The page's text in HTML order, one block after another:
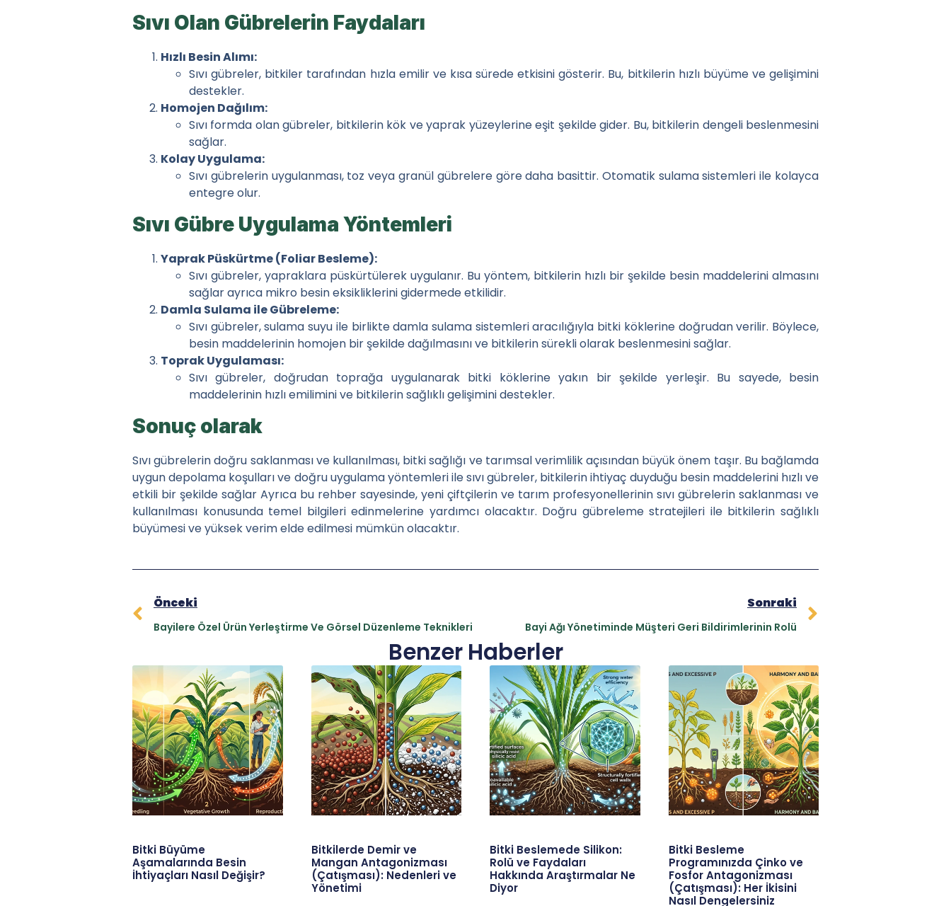
Sıvı Olan Gübrelerin Faydaları
Hızlı Besin Alımı:
Sıvı gübreler, bitkiler tarafından hızla emilir ve kısa sürede etkisini gösterir. Bu, bitkilerin hızlı büyüme ve gelişimini
destekler.
Homojen Dağılım:
Sıvı formda olan gübreler, bitkilerin kök ve yaprak yüzeylerine eşit şekilde gider. Bu, bitkilerin dengeli beslenmesini
sağlar.
Kolay Uygulama:
Sıvı gübrelerin uygulanması, toz veya granül gübrelere göre daha basittir. Otomatik sulama sistemleri ile kolayca
entegre olur.
Sıvı Gübre Uygulama Yöntemleri
Yaprak Püskürtme (Foliar Besleme):
Sıvı gübreler, yapraklara püskürtülerek uygulanır. Bu yöntem, bitkilerin hızlı bir şekilde besin maddelerini almasını
sağlar ayrıca mikro besin eksikliklerini gidermede etkilidir.
Damla Sulama ile Gübreleme:
Sıvı gübreler, sulama suyu ile birlikte damla sulama sistemleri aracılığıyla bitki köklerine doğrudan verilir. Böylece,
besin maddelerinin homojen bir şekilde dağılmasını ve bitkilerin sürekli olarak beslenmesini sağlar.
Toprak Uygulaması:
Sıvı gübreler, doğrudan toprağa uygulanarak bitki köklerine yakın bir şekilde yerleşir. Bu sayede, besin
maddelerinin hızlı emilimini ve bitkilerin sağlıklı gelişimini destekler.
Sonuç olarak
Sıvı gübrelerin doğru saklanması ve kullanılması, bitki sağlığı ve tarımsal verimlilik açısından büyük önem taşır. Bu bağlamda
uygun depolama koşulları ve doğru uygulama yöntemleri ile sıvı gübreler, bitkilerin ihtiyaç duyduğu besin maddelerini hızlı ve
etkili bir şekilde sağlar Ayrıca bu rehber sayesinde, yeni çiftçilerin ve tarım profesyonellerinin sıvı gübrelerin saklanması ve
kullanılması konusunda temel bilgileri edinmelerine yardımcı olacaktır. Doğru gübreleme stratejileri ile bitkilerin sağlıklı
büyümesi ve yüksek verim elde edilmesi mümkün olacaktır.
Önceki
Bayilere Özel Ürün Yerleştirme Ve Görsel Düzenleme Teknikleri
Sonraki
Bayi Ağı Yönetiminde Müşteri Geri Bildirimlerinin Rolü
Benzer Haberler
Bitki Büyüme
Aşamalarında Besin
İhtiyaçları Nasıl Değişir?
Bitkilerde Demir ve
Mangan Antagonizması
(Çatışması): Nedenleri ve
Yönetimi
Bitki Beslemede Silikon:
Rolü ve Faydaları
Hakkında Araştırmalar Ne
Diyor
Bitki Besleme
Programınızda Çinko ve
Fosfor Antagonizması
(Çatışması): Her İkisini
Nasıl Dengelersiniz